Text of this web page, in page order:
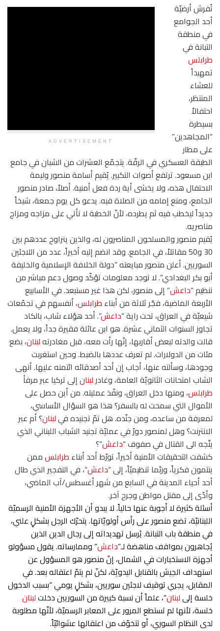
ADVERTISEMENT
تُفرش أرضيّة
أحد الجوامع
في منطقة
التبانة في
طرابلس
تمهيداً
للعشاء
المنتظر،
احتفالاً
بسيطرة
“المجاهدين”
على مطار
الطبقة العسكري في الرقّة. يتجمّع العشرات من الشبان في جامع
ابن مسعود. ترتفع أصوات التكبير. يُقيم أسامة منصور وليمة
الاحتفال هذه، ولا يخشى أية ردة فعل أمنية. أصلاً، صادر منصور
الجامع، ومنع إمامه من الصلاة فيه. يدعو كل يوم جمعة، شيخاً
جديداً ليخطب فيه ثم يطرده، لأنّ الخطبة لا تأتي على مزاجه ومزاج
مناصريه.
يُقيم منصور والمسلحون المناصرون له، والذين يتراوح عددهم بين
30 و50 مقاتلاً، في الجامع. وقد انضم إليه أخيراً، عدد من اللاجئين
السوريين. أعلن منصور مبايعته “دولة الخلافة الإسلامية والخليفة
أبو بكر البغدادي”. لا توجد معلومات تؤكّد وصول دعم مباشر من
تنظيم “داعش” إلى منصور، لكن هذا غير مستبعد. في الأسابيع
الأربعة الماضية، فجّر ثلاثة من أبناء طرابلس، أنفسهم في تجمّعات
شيعيّة في العراق، تحت راية “داعش“. أحد هؤلاء شاب، بالكاد
تجاوز السنوات الثماني عشرة. هو ابن عائلة فقيرة جداً، ولا يعمل.
قالت والدته لبعض أقاربها، إنّها رأت معه، قبل مغادرتهلبنان، بضع
مئات من الدولارات. لم تعرف عددها بالضبط. وحين استغربت
وجودها، وسألته عنها، أجاب إن أحد أصدقائه ائتمنه عليها. أنهى
الشاب امتحانات الثانويّة العامة، وغادر لبنانإلى تركيا عبر مرفأ
طرابلس، ومنها دخل العراق، ونفّذ عمليته. من أين حصل على
الأموال التي سمحت له بالسفر؟ هذا هو السؤال الأساسي،
لمعرفة من ساعده، ومن جنّده. هل تمّ تجنيده فيلبنان؟ أم عبر
الانترنت؟ وهل لمنصور دورٌ في عمليّة تجنيد الشباب اللبناني الذي
يتّجه الى القتال في صفوف “داعش“؟
كشفت التحقيقات الأمنية أخيراً، تورّط أحد أبناء طرابلسممن
ينتمون فكرياً، وربّما تنظيميّاً، إلى “داعش“، في التفجير الذي طال
أحد أحياء المدينة في السابع من شهر أغسطس/آب الماضي،
وأدّى إلى مقتل مواطن وجرح آخر.
أسئلة كثيرة لا أجوبة عنها حالياً. لا يبدو أن الأجهزة الأمنية الرسميّة
اللبنانيّة، تضع منصور على رأس أولويّاتها. يتحرّك الرجل بشكلٍ علني،
في منطقة باب التبانة. يُرسل تهديداته إلى رجال الدين الذين
يُجاهرون بمواقف مناهضة لـ”داعش” وممارساته. يقول مسؤولو
أجهزة الاستخبارات في الشمال، إنّ منصور هو المسؤول عن
استهداف الجيش بالقنابل اليدويّة، لكنّ لم يتمّ اعتقاله بعد. في
المقابل، يجري توقيف لاجئين سوريين، بشكلٍ يومي “بسبب الدخول
خلسة إلىلبنان“، علماً أن نسبة كبيرة من السوريين دخلتلبنان
خلسة، لأنها لم تستطع المرور على المعابر الرسميّة، لأنّها مطلوبة
لدى النظام السوري، أو تتخوّف من اعتقالها عشوائيّاً.